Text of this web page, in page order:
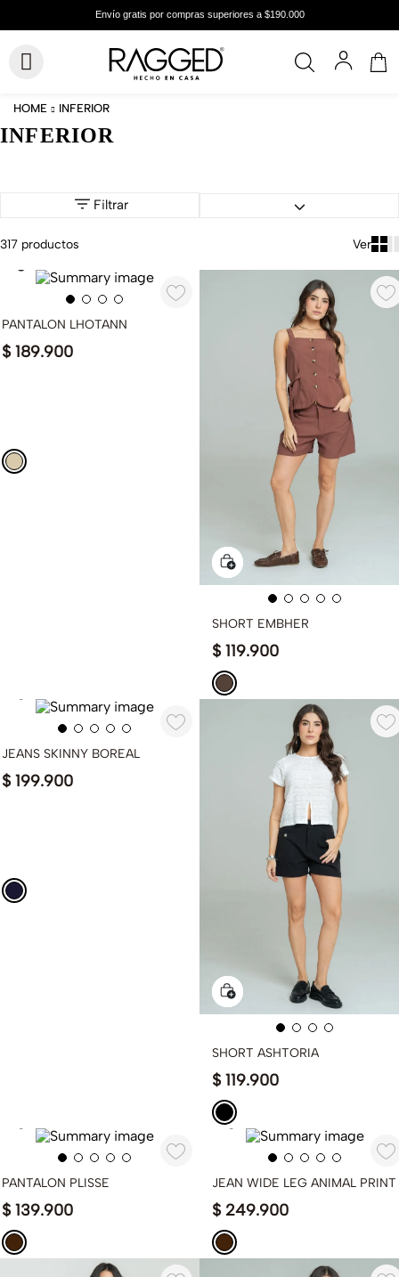
INFERIOR
INFERIOR
Filtrar
317 productos
PANTALON LHOTANN
$ 189.900
SHORT EMBHER
$ 119.900
JEANS SKINNY BOREAL
$ 199.900
SHORT ASHTORIA
$ 119.900
PANTALON PLISSE
$ 139.900
JEAN WIDE LEG ANIMAL PRINT
$ 249.900